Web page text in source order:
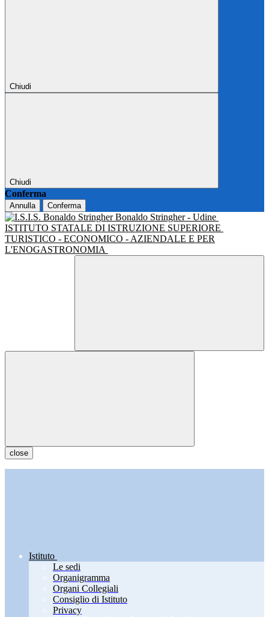
Chiudi
Chiudi
Conferma
Annulla Conferma
Bonaldo Stringher - Udine
ISTITUTO STATALE DI ISTRUZIONE SUPERIORE
TURISTICO - ECONOMICO - AZIENDALE E PER
L'ENOGASTRONOMIA
close
Istituto
Le sedi
Organigramma
Organi Collegiali
Consiglio di Istituto
Privacy